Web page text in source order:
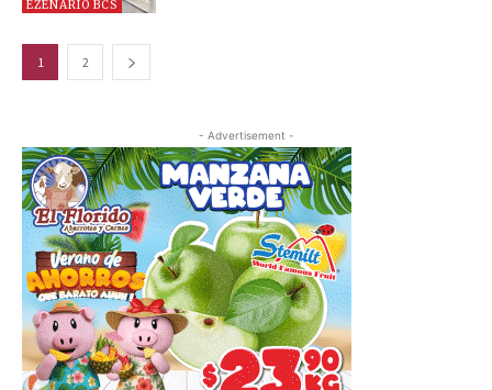
EZENARIO BCS
1 2
- Advertisement -